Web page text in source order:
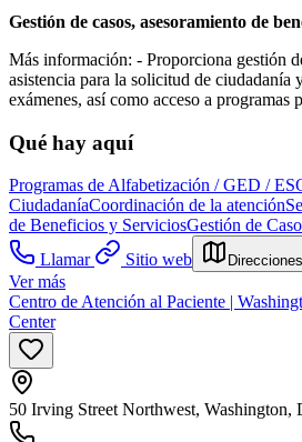
Gestión de casos, asesoramiento de
Más información: - Proporciona gestión
asistencia para la solicitud de ciudadanía
exámenes, asícomo acceso a programas
Qué hay aquí
Programas de Alfabetización / GED /
CiudadaníaCoordinación de la atención
de Beneficios y ServiciosGestión de
Llamar
Sitio web Direcciones
Ver más
Centro de Atención al Paciente |
Center
50 Irving Street Northwest, Washington,